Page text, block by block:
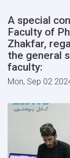
A special
Faculty of
Zhakfar,
the general
faculty:
Mon, Sep 02